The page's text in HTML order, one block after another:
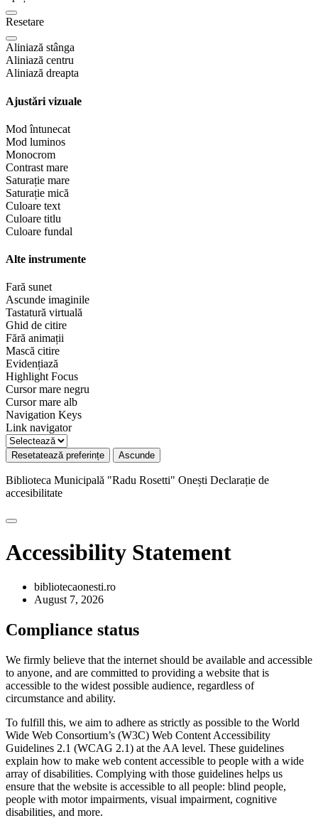
Resetare
Aliniază stânga
Aliniază centru
Aliniază dreapta
Ajustări vizuale
Mod întunecat
Mod luminos
Monocrom
Contrast mare
Saturație mare
Saturație mică
Culoare text
Culoare titlu
Culoare fundal
Alte instrumente
Fară sunet
Ascunde imaginile
Tastatură virtuală
Ghid de citire
Fără animații
Mască citire
Evidențiază
Highlight Focus
Cursor mare negru
Cursor mare alb
Navigation Keys
Link navigator
Resetatează preferințe Ascunde
Biblioteca Municipală "Radu Rosetti" Onești Declarație de
accesibilitate
Accessibility Statement
bibliotecaonesti.ro
August 7, 2026
Compliance status
We firmly believe that the internet should be available and accessible
to anyone, and are committed to providing a website that is
accessible to the widest possible audience, regardless of
circumstance and ability.
To fulfill this, we aim to adhere as strictly as possible to the World
Wide Web Consortium’s (W3C) Web Content Accessibility
Guidelines 2.1 (WCAG 2.1) at the AA level. These guidelines
explain how to make web content accessible to people with a wide
array of disabilities. Complying with those guidelines helps us
ensure that the website is accessible to all people: blind people,
people with motor impairments, visual impairment, cognitive
disabilities, and more.